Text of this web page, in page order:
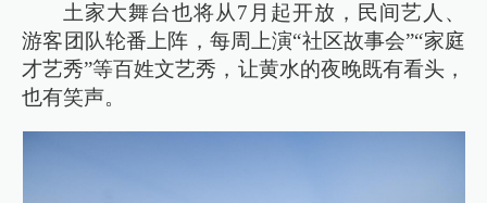
土家大舞台也将从7月起开放，民间艺人、
游客团队轮番上阵，每周上演“社区故事会”“家庭
才艺秀”等百姓文艺秀，让黄水的夜晚既有看头，
也有笑声。